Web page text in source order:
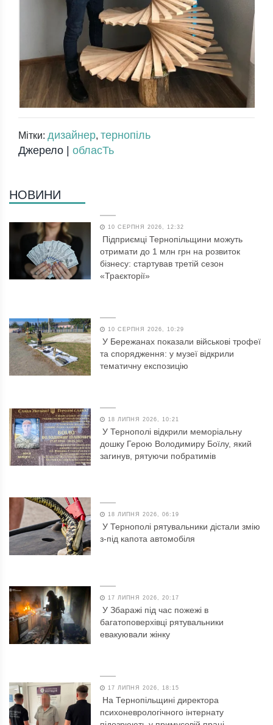
Мітки: дизайнер, тернопіль
Джерело | обласТь
НОВИНИ
10 СЕРПНЯ 2026, 12:32
Підприємці Тернопільщини можуть
отримати до 1 млн грн на розвиток
бізнесу: стартував третій сезон
«Траєкторії»
10 СЕРПНЯ 2026, 10:29
У Бережанах показали військові трофеї
та спорядження: у музеї відкрили
тематичну експозицію
18 ЛИПНЯ 2026, 10:21
У Тернополі відкрили меморіальну
дошку Герою Володимиру Боїлу, який
загинув, рятуючи побратимів
18 ЛИПНЯ 2026, 06:19
У Тернополі рятувальники дістали змію
з-під капота автомобіля
17 ЛИПНЯ 2026, 20:17
У Збаражі під час пожежі в
багатоповерхівці рятувальники
евакуювали жінку
17 ЛИПНЯ 2026, 18:15
На Тернопільщині директора
психоневрологічного інтернату